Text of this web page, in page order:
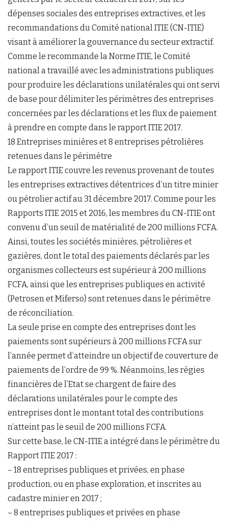
dépenses sociales des entreprises extractives, et les
recommandations du Comité national ITIE (CN-ITIE)
visant à améliorer la gouvernance du secteur extractif.
Comme le recommande la Norme ITIE, le Comité
national a travaillé avec les administrations publiques
pour produire les déclarations unilatérales qui ont servi
de base pour délimiter les périmètres des entreprises
concernées par les déclarations et les flux de paiement
à prendre en compte dans le rapport ITIE 2017.
18 Entreprises minières et 8 entreprises pétrolières
retenues dans le périmètre
Le rapport ITIE couvre les revenus provenant de toutes
les entreprises extractives détentrices d’un titre minier
ou pétrolier actif au 31 décembre 2017. Comme pour les
Rapports ITIE 2015 et 2016, les membres du CN-ITIE ont
convenu d’un seuil de matérialité de 200 millions FCFA.
Ainsi, toutes les sociétés minières, pétrolières et
gazières, dont le total des paiements déclarés par les
organismes collecteurs est supérieur à 200 millions
FCFA, ainsi que les entreprises publiques en activité
(Petrosen et Miferso) sont retenues dans le périmètre
de réconciliation.
La seule prise en compte des entreprises dont les
paiements sont supérieurs à 200 millions FCFA sur
l’année permet d’atteindre un objectif de couverture de
paiements de l’ordre de 99 %. Néanmoins, les régies
financières de l’Etat se chargent de faire des
déclarations unilatérales pour le compte des
entreprises dont le montant total des contributions
n’atteint pas le seuil de 200 millions FCFA.
Sur cette base, le CN-ITIE a intégré dans le périmètre du
Rapport ITIE 2017 :
– 18 entreprises publiques et privées, en phase
production, ou en phase exploration, et inscrites au
cadastre minier en 2017 ;
– 8 entreprises publiques et privées en phase